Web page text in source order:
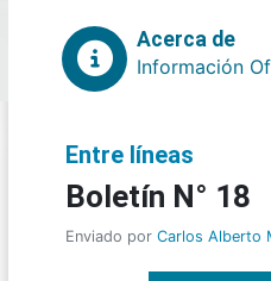
Acerca de
Información
Entre líneas
Boletín N° 18
Enviado por Carlos Alberto